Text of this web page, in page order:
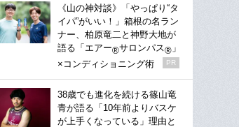
《山の神対談》「やっぱり“タ
イパ”がいい！」箱根の名ラン
ナー、柏原竜二と神野大地が
語る「エアー®サロンパス® 」
×コンディショニング術
PR
38歳でも進化を続ける篠山竜
青が語る「10年前よりバスケ
が上手くなっている」理由と